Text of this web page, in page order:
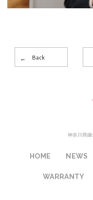
Back
神奈川県
HOME NEWS
WARRANTY